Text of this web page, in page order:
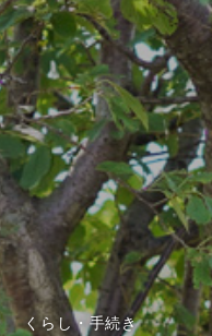
くらし・手続き